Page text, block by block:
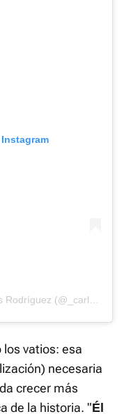
Una publicación compartida de Carlos Rodríguez (@_carlosrc)
los vatios: esa
necesaria
crecer más
de la historia. "Él